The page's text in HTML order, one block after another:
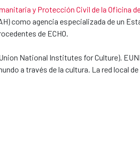
y Protección Civil de la Oficina
como agencia especializada de un
de ECHO.
National Institutes for Culture).
a través de la cultura. La red local